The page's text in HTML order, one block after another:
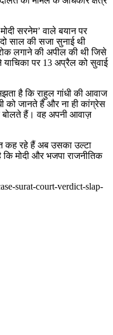
सरनेम’ वाले बयान पर
दो साल की सजा सुनाई थी
लगाने की अपील की थी जिसे
पर 13 अप्रैल को सुवाई
है कि राहुल गांधी की आवाज
को जानते हैं और ना ही कांग्रेस
बोलते हैं। वह अपनी आवाज़
कह रहे हैं अब उसका उल्टा
मोदी और भजपा राजनीतिक
surat-court-verdict-slap-